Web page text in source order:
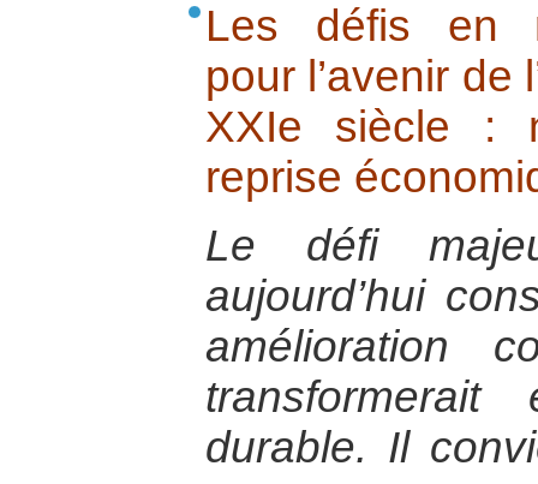
Les défis en
pour l’avenir de
XXIe siècle :
reprise
Le défi
aujourd’hui
amélioration
durable. Il